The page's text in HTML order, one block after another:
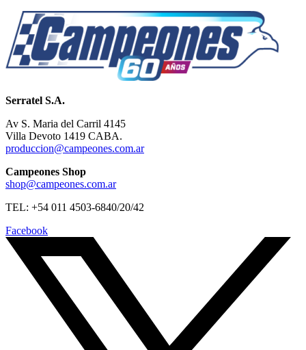
Serratel S.A.
Av S. Maria del Carril 4145
Villa Devoto 1419 CABA.
produccion@campeones.com.ar
Campeones Shop
shop@campeones.com.ar
TEL: +54 011 4503-6840/20/42
Facebook